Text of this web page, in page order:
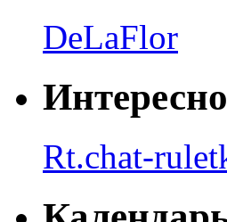
DeLaFlor
Rt.chat-